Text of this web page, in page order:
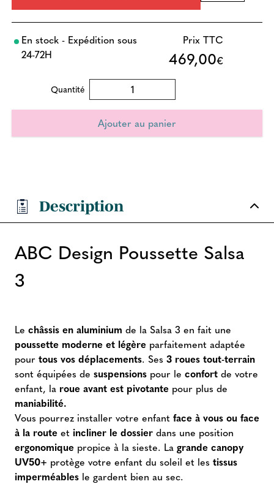
En stock - Expédition sous
24-72H
Prix TTC
469,00€
Quantité
Description
ABC Design Poussette Salsa
3
Le châssis en aluminium de la Salsa 3 en fait une
poussette moderne et légère parfaitement adaptée
pour tous vos déplacements. Ses 3 roues tout-terrain
sont équipées de suspensions pour le confort de votre
enfant, la roue avant est pivotante pour plus de
maniabilité.
Vous pourrez installer votre enfant face à vous ou face
à la route et incliner le dossier dans une position
ergonomique propice à la sieste. La grande canopy
UV50+ protège votre enfant du soleil et les tissus
imperméables le gardent bien au sec.